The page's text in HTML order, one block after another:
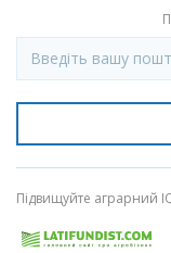
Підвищуйте аграрний